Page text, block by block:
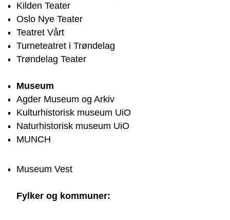
Kilden Teater
Oslo Nye Teater
Teatret Vårt
Turneteatret i Trøndelag
Trøndelag Teater
Museum
Agder Museum og Arkiv
Kulturhistorisk museum UiO
Naturhistorisk museum UiO
MUNCH
Museum Vest
Fylker og kommuner: